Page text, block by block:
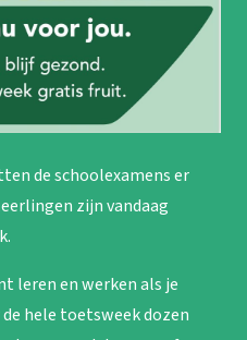
de schoolexamens er
zijn vandaag
leren en werken als je
hele toetsweek dozen